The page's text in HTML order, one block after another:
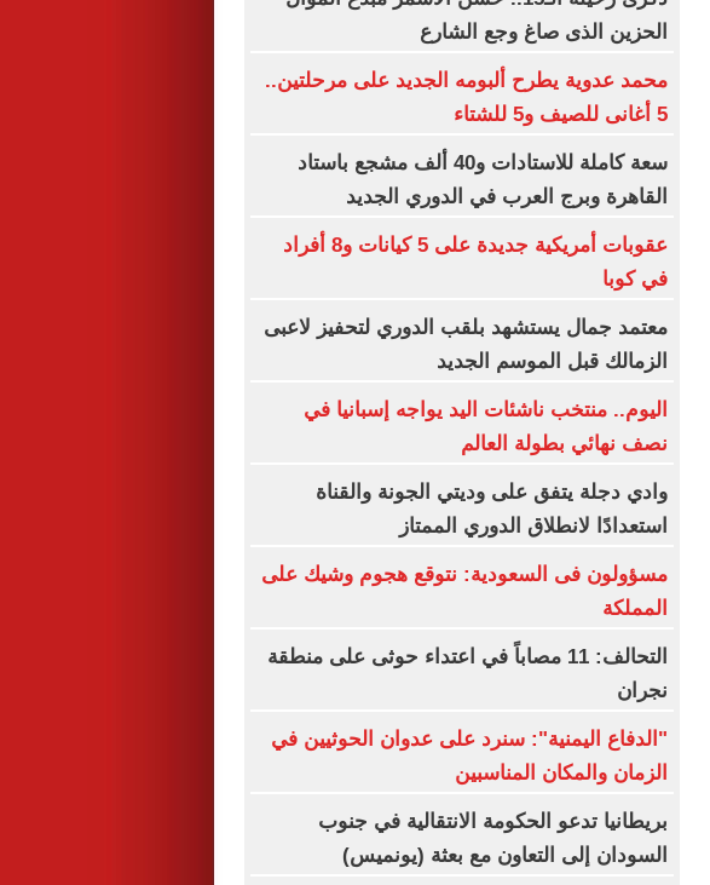
الحزين الذى صاغ وجع الشارع
محمد عدوية يطرح ألبومه الجديد على مرحلتين..
5 أغانى للصيف و5 للشتاء
سعة كاملة للاستادات و40 ألف مشجع باستاد
القاهرة وبرج العرب في الدوري الجديد
عقوبات أمريكية جديدة على 5 كيانات و8 أفراد
في كوبا
معتمد جمال يستشهد بلقب الدوري لتحفيز لاعبى
الزمالك قبل الموسم الجديد
اليوم.. منتخب ناشئات اليد يواجه إسبانيا في
نصف نهائي بطولة العالم
وادي دجلة يتفق على وديتي الجونة والقناة
استعدادًا لانطلاق الدوري الممتاز
مسؤولون فى السعودية: نتوقع هجوم وشيك على
المملكة
التحالف: 11 مصاباً في اعتداء حوثى على منطقة
نجران
"الدفاع اليمنية": سنرد على عدوان الحوثيين في
الزمان والمكان المناسبين
بريطانيا تدعو الحكومة الانتقالية في جنوب
السودان إلى التعاون مع بعثة (يونميس)